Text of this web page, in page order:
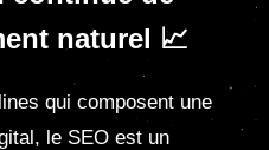
naturel 📈
qui composent une
le SEO est un